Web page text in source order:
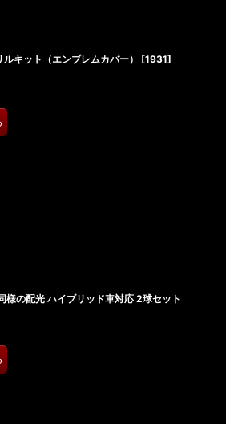
キット（エンブレムカバー） [1931]
の配光 ハイブリッド車対応 2球セット